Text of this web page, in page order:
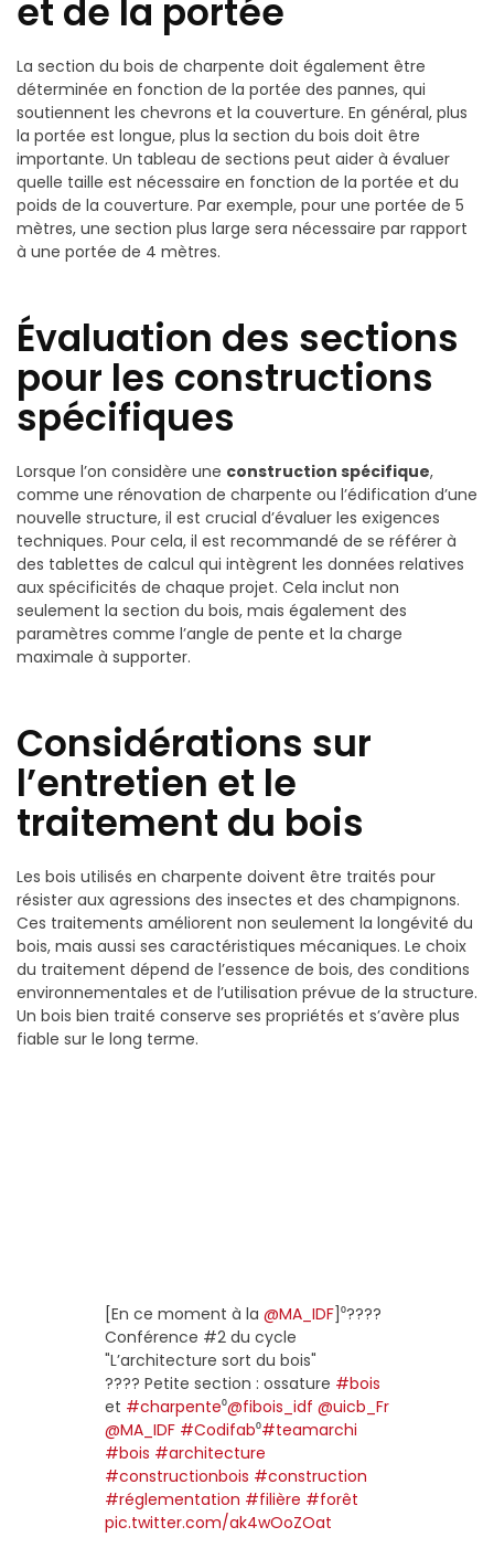
et de la portée
La section du bois de charpente doit également être
déterminée en fonction de la portée des pannes, qui
soutiennent les chevrons et la couverture. En général, plus
la portée est longue, plus la section du bois doit être
importante. Un tableau de sections peut aider à évaluer
quelle taille est nécessaire en fonction de la portée et du
poids de la couverture. Par exemple, pour une portée de 5
mètres, une section plus large sera nécessaire par rapport
à une portée de 4 mètres.
Évaluation des sections
pour les constructions
spécifiques
Lorsque l’on considère une construction spécifique,
comme une rénovation de charpente ou l’édification d’une
nouvelle structure, il est crucial d’évaluer les exigences
techniques. Pour cela, il est recommandé de se référer à
des tablettes de calcul qui intègrent les données relatives
aux spécificités de chaque projet. Cela inclut non
seulement la section du bois, mais également des
paramètres comme l’angle de pente et la charge
maximale à supporter.
Considérations sur
l’entretien et le
traitement du bois
Les bois utilisés en charpente doivent être traités pour
résister aux agressions des insectes et des champignons.
Ces traitements améliorent non seulement la longévité du
bois, mais aussi ses caractéristiques mécaniques. Le choix
du traitement dépend de l’essence de bois, des conditions
environnementales et de l’utilisation prévue de la structure.
Un bois bien traité conserve ses propriétés et s’avère plus
fiable sur le long terme.
[En ce moment à la @MA_IDF ]⁰????️
Conférence #2 du cycle
"L’architecture sort du bois"
???? Petite section : ossature #bois
et #charpente⁰@fibois_idf @uicb_Fr
@MA_IDF #Codifab⁰#teamarchi
#bois #architecture
#constructionbois #construction
#réglementation #filière #forêt
pic.twitter.com/ak4wOoZOat